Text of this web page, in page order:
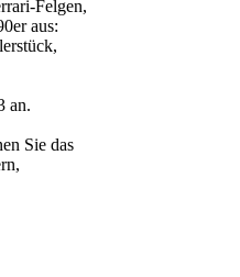
Felgen,
aus:
an.
Sie das